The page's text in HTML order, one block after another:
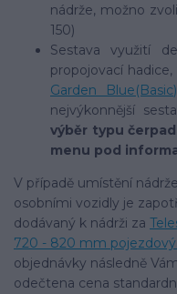
nádrže, možno
150)
Sestava využití
propojovací
Garden Blue(Basic)
nejvýkonnější
výběr typu
menu pod
V případě umístění
osobními vozidly je
dodávaný k nádrži za
720 - 820 mm pojezdový.
objednávky následně
odečtena cena